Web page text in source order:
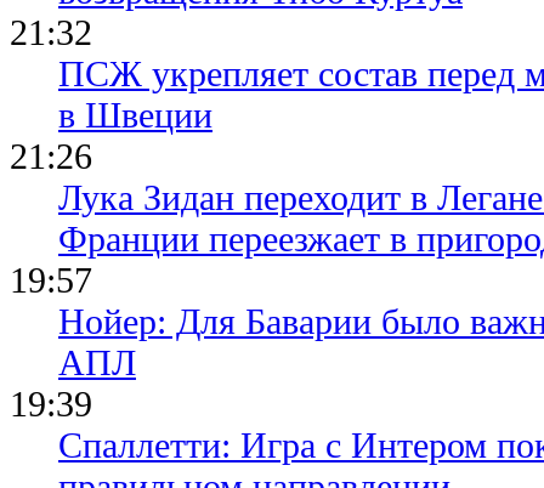
21:32
ПСЖ укрепляет состав перед
в Швеции
21:26
Лука Зидан переходит в
Франции переезжает в
19:57
Нойер: Для Баварии было
АПЛ
19:39
Спаллетти: Игра с Интером